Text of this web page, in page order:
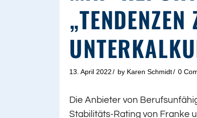
„TENDENZEN
13. April 2022 by Karen Schmidt 0
Die Anbieter von
Stabilitäts-Rating von Franke